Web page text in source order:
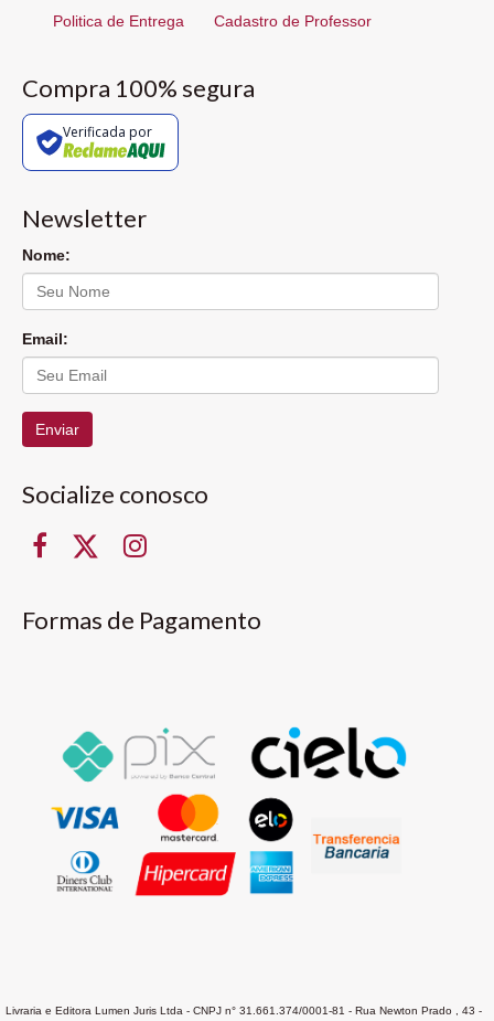
Politica de Entrega Cadastro de Professor
Compra 100% segura
Verificada por
Newsletter
Nome:
Email:
Enviar
Socialize conosco
Formas de Pagamento
Livraria e Editora Lumen Juris Ltda - CNPJ n° 31.661.374/0001-81 - Rua Newton Prado , 43 -